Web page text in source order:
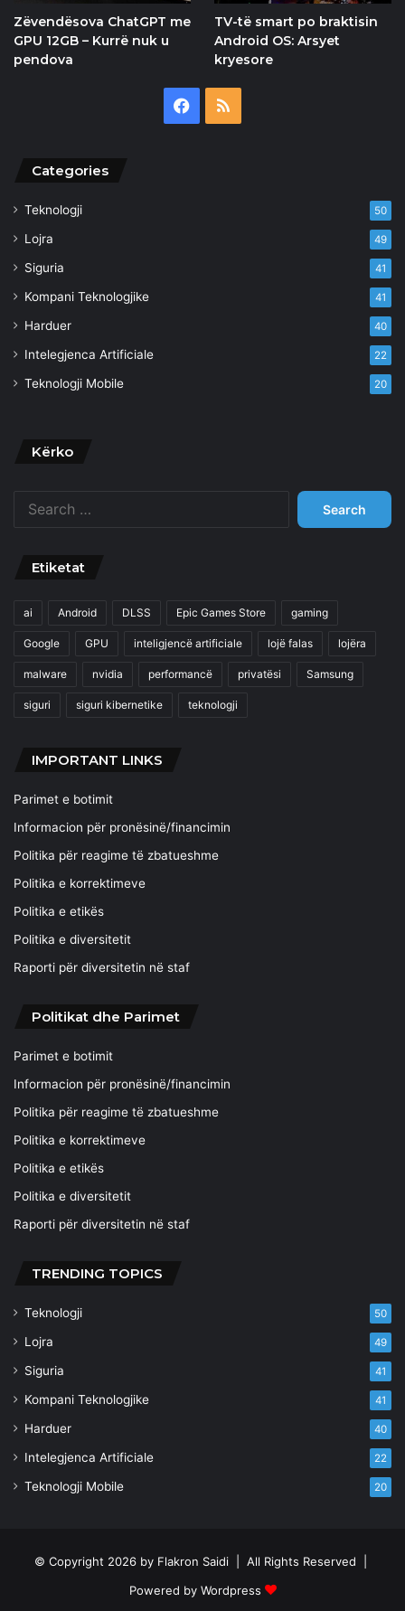
Zëvendësova ChatGPT me
GPU 12GB – Kurrë nuk u
pendova
TV-të smart po braktisin
Android OS: Arsyet
kryesore
Facebook
Categories
Teknologji 50
Lojra 49
Siguria 41
Kompani Teknologjike 41
Harduer 40
Intelegjenca Artificiale 22
Teknologji Mobile 20
Kërko
Search
for:
Etiketat
ai Android DLSS Epic Games Store gaming
Google GPU inteligjencë artificiale lojë falas lojëra
malware nvidia performancë privatësi Samsung
siguri siguri kibernetike teknologji
IMPORTANT LINKS
Parimet e botimit
Informacion për pronësinë/financimin
Politika për reagime të zbatueshme
Politika e korrektimeve
Politika e etikës
Politika e diversitetit
Raporti për diversitetin në staf
Politikat dhe Parimet
Parimet e botimit
Informacion për pronësinë/financimin
Politika për reagime të zbatueshme
Politika e korrektimeve
Politika e etikës
Politika e diversitetit
Raporti për diversitetin në staf
TRENDING TOPICS
Teknologji 50
Lojra 49
Siguria 41
Kompani Teknologjike 41
Harduer 40
Intelegjenca Artificiale 22
Teknologji Mobile 20
© Copyright 2026 by Flakron Saidi | All Rights Reserved |
Powered by Wordpress